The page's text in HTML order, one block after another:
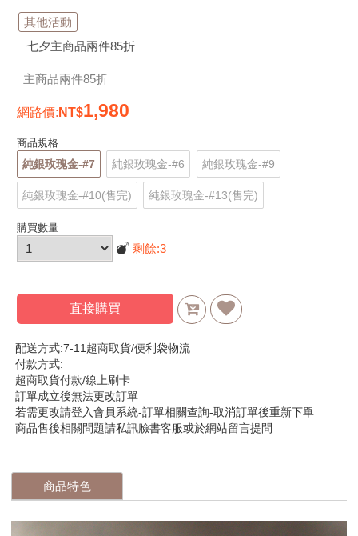
其他活動
七夕主商品兩件85折
主商品兩件85折
網路價: 1,980
商品規格
純銀玫瑰金-#7 純銀玫瑰金-#6 純銀玫瑰金-#9
純銀玫瑰金-#10(售完) 純銀玫瑰金-#13(售完)
購買數量
剩餘:3
直接購買
配送方式:7-11超商取貨/便利袋物流
付款方式:
超商取貨付款/線上刷卡
訂單成立後無法更改訂單
若需更改請登入會員系統-訂單相關查詢-取消訂單後重新下單
商品售後相關問題請私訊臉書客服或於網站留言提問
商品特色